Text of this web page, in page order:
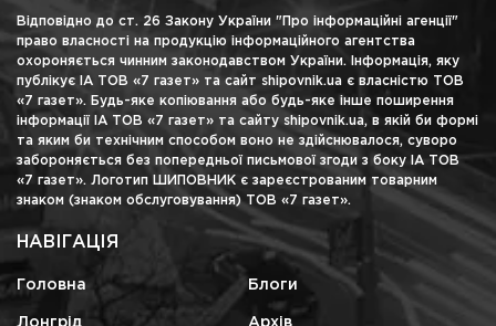
Відповідно до ст. 26 Закону України "Про інформаційні агенції"
право власності на продукцію інформаційного агентства
охороняється чинним законодавством України. Інформація, яку
публікує ІА ТОВ «7 газет» та сайт shipovnik.ua є власністю ТОВ
«7 газет». Будь-яке копіювання або будь-яке інше поширення
інформації ІА ТОВ «7 газет» та сайту shipovnik.ua, в якій би формі
та яким би технічним способом воно не здійснювалося, суворо
забороняється без попередньої письмової згоди з боку ІА ТОВ
«7 газет». Логотип ШИПОВНИК є зареєстрованим товарним
знаком (знаком обслуговування) ТОВ «7 газет».
НАВІГАЦІЯ
Головна Блоги
Лонгрід Архів